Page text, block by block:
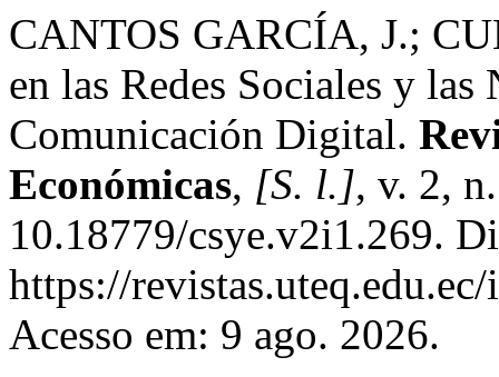
CANTOS GARCÍA, J.;
en las Redes Sociales y
Comunicación Digital.
Económicas, [S. l.], v. 2,
10.18779/csye.v2i1.269.
https://
Acesso em: 9 ago. 2026.